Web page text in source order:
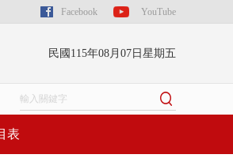
Facebook YouTube
民國115年08月07日星期五
表